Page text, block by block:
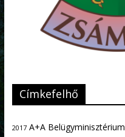
Címkefelhő
2017 A+A Belügyminisztérium